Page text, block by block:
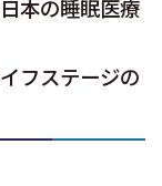
本の睡眠医療
フステージの